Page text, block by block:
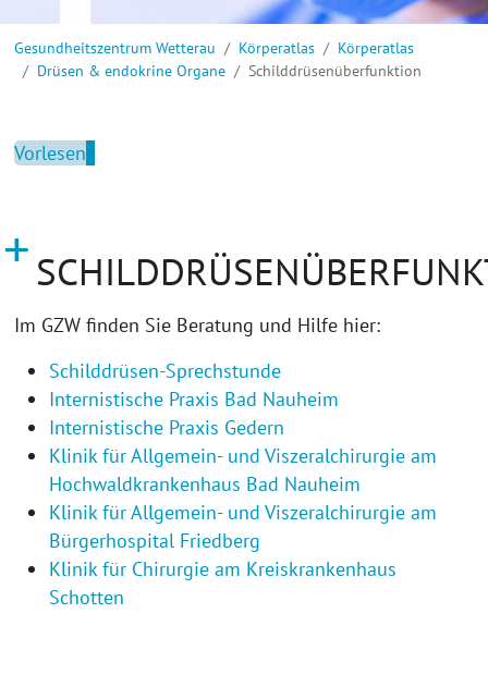
Gesundheitszentrum Wetterau Körperatlas
Körperatlas
Drüsen & endokrine Organe
Schilddrüsenüberfunktion
Vorlesen
Im GZW finden Sie Beratung und Hilfe hier:
Schilddrüsen-Sprechstunde
Internistische Praxis Bad Nauheim
Internistische Praxis Gedern
Klinik für Allgemein- und Viszeralchirurgie am
Hochwaldkrankenhaus Bad Nauheim
Klinik für Allgemein- und Viszeralchirurgie am
Bürgerhospital Friedberg
Klinik für Chirurgie am Kreiskrankenhaus
Schotten